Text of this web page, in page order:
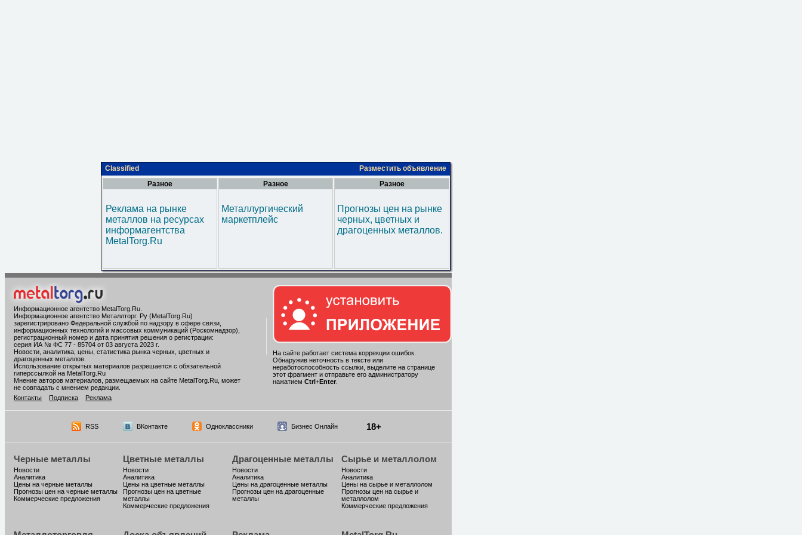
Classified
Разместить объявление
Разное
Реклама на рынке
металлов на ресурсах
информагентства
MetalTorg.Ru
Разное
Металлургический
маркетплейс
Разное
Прогнозы цен на рынке
черных, цветных и
драгоценных металлов.
Информационное агентство MetalTorg.Ru
Информационное агентство Металлторг. Ру (MetalTorg.Ru)
зарегистрировано Федеральной службой по надзору в сфере связи,
информационных технологий и массовых коммуникаций (Роскомнадзор),
регистрационный номер и дата принятия решения о регистрации:
серия ИА № ФС 77 - 85704 от 03 августа 2023 г.
Новости, аналитика, цены, статистика рынка черных, цветных и
драгоценных металлов.
Использование открытых материалов разрешается с обязательной
гиперссылкой на MetalTorg.Ru
Мнение авторов материалов, размещаемых на сайте MetalTorg.Ru, может
не совпадать с мнением редакции.
Контакты
Подписка Реклама
На сайте работает система коррекции ошибок.
Обнаружив неточность в тексте или
неработоспособность ссылки, выделите на странице
этот фрагмент и отправьте его администратору
нажатием Ctrl +Enter.
RSS ВКонтакте Одноклассники Бизнес Онлайн 18+
Черные металлы
Новости
Аналитика
Цены на черные металлы
Прогнозы цен на черные металлы
Коммерческие предложения
Цветные металлы
Новости
Аналитика
Цены на цветные металлы
Прогнозы цен на цветные
металлы
Коммерческие предложения
Драгоценные металлы
Новости
Аналитика
Цены на драгоценные металлы
Прогнозы цен на драгоценные
металлы
Сырье и металлолом
Новости
Аналитика
Цены на сырье и металлолом
Прогнозы цен на сырье и
металлолом
Коммерческие предложения